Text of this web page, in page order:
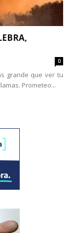
0
grande que ver tu
Prometeo...